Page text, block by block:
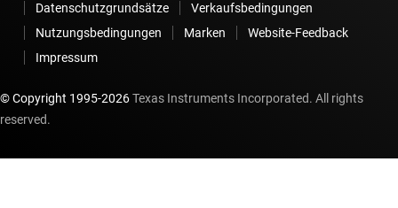
Datenschutzgrundsätze
Verkaufsbedingungen
Nutzungsbedingungen
Marken
Website-Feedback
Impressum
© Copyright 1995-2026Texas Instruments Incorporated. All rights
reserved.